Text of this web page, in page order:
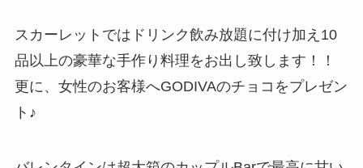
スカーレットではドリンク飲み放題に付け加え10
品以上の豪華な手作り料理をお出し致します！！
更に、女性のお客様へGODIVAのチョコをプレゼン
ト♪